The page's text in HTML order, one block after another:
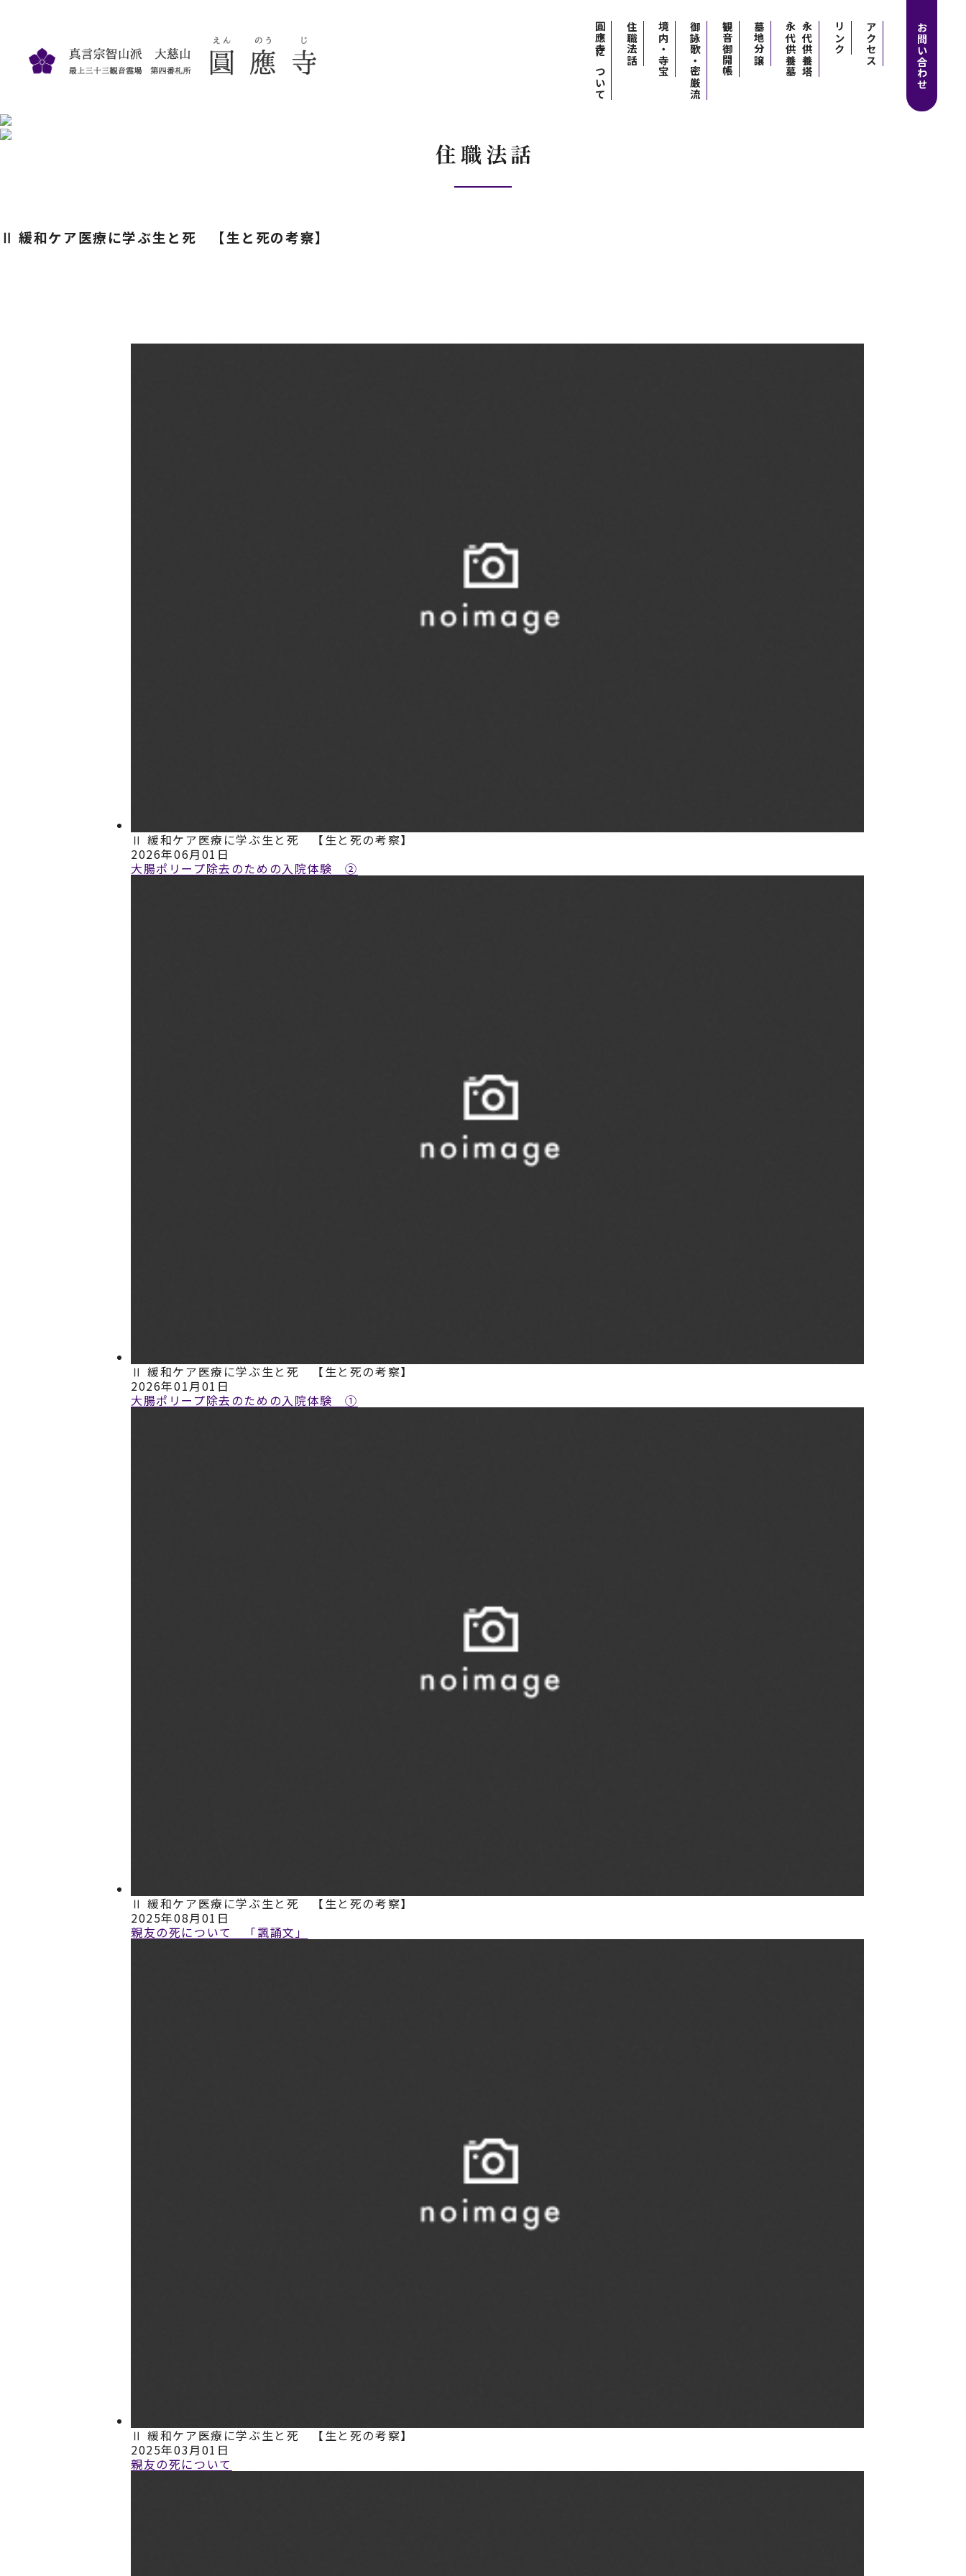
圓應寺について 住職法話 境内・寺宝 御詠歌・密厳流 観音御開帳 墓地分譲 永代供養塔
永代供養墓 リンク アクセス お問い合わせ
住職法話
Ⅱ 緩和ケア医療に学ぶ生と死 【生と死の考察】
Ⅱ 緩和ケア医療に学ぶ生と死 【生と死の考察】
2026年06月01日
大腸ポリープ除去のための入院体験 ②
Ⅱ 緩和ケア医療に学ぶ生と死 【生と死の考察】
2026年01月01日
大腸ポリープ除去のための入院体験 ①
Ⅱ 緩和ケア医療に学ぶ生と死 【生と死の考察】
2025年08月01日
親友の死について 「諷誦文」
Ⅱ 緩和ケア医療に学ぶ生と死 【生と死の考察】
2025年03月01日
親友の死について